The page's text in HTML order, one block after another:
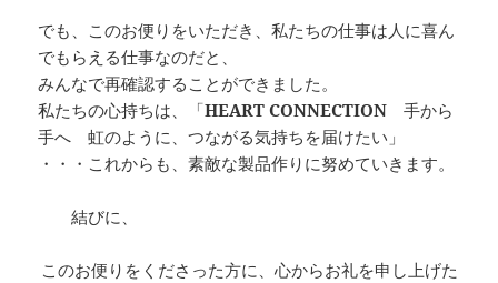
でも、このお便りをいただき、私たちの仕事は人に喜ん
でもらえる仕事なのだと、
みんなで再確認することができました。
私たちの心持ちは、「HEART CONNECTION 手から
手へ 虹のように、つながる気持ちを届けたい」
・・・これからも、素敵な製品作りに努めていきます。
結びに、
このお便りをくださった方に、心からお礼を申し上げた